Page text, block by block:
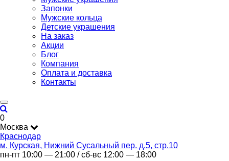
Запонки
Мужские кольца
Детские украшения
На заказ
Акции
Блог
Компания
Оплата и доставка
Контакты
0
Москва
Краснодар
м. Курская, Нижний Сусальный пер. д.5, стр.10
пн-пт 10:00 — 21:00 / сб-вс 12:00 — 18:00